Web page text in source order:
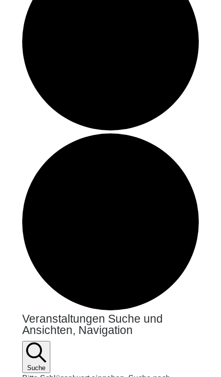
Veranstaltungen
Veranstaltungen Suche und
Ansichten, Navigation
Suche